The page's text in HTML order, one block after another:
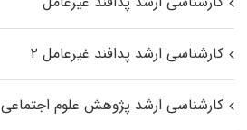
کارشناسی ارشد پدافند غیرعامل ۲
کارشناسی ارشد پژوهش علوم اجتماعی